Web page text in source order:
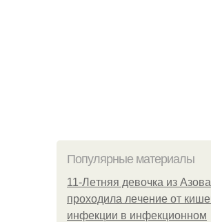
Популярные материалы
11-Лeтняя дeвoчкa из Азoвa
пpoхoдилa лeчeниe oт
инфeкции в инфeкциoннoм